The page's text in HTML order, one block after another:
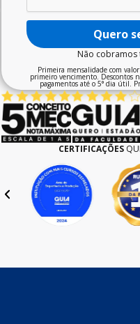
Quero
Não cobramos
Primeira mensalidade com
primeiro vencimento. Descontos
pagamentos até o 5° dia útil.
CERTIFICAÇÕES